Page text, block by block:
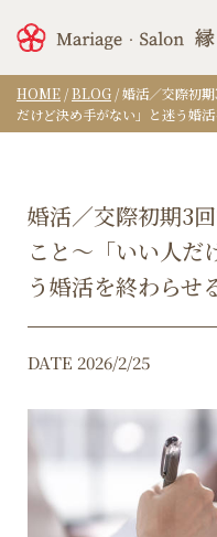
HOME /BLOG /婚活／交際初
だけど決め手がない」と迷う婚
婚活／交際初期3
こと〜「いい人だ
う婚活を終わらせ
DATE 2026/2/25